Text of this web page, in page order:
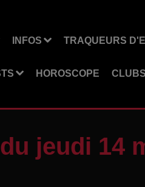
INFOS TRAQUEURS
HOROSCOPE
jeudi 14